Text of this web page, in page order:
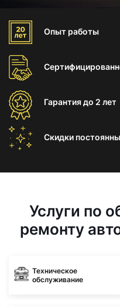
Опыт работы
Гарантиядо 2 лет
Скидки
Услуги по
ремонту
Техническое
обслуживание